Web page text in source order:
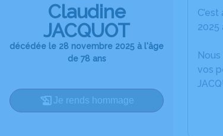
Claudine
JACQUOT
décédée le 28 novembre 2025 à l'âge
de 78 ans
Je rends hommage
2025
vos